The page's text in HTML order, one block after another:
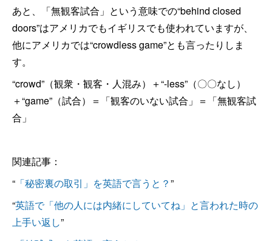
あと、「無観客試合」という意味での“behind closed
doors”はアメリカでもイギリスでも使われていますが、
他にアメリカでは“crowdless game”とも言ったりしま
す。
“crowd”（観衆・観客・人混み）＋“-less”（〇〇なし）
＋“game”（試合）＝「観客のいない試合」＝「無観客試
合」
関連記事：
“ 「秘密裏の取引」を英語で言うと？”
“英語で「他の人には内緒にしていてね」と言われた時の
上手い返し”